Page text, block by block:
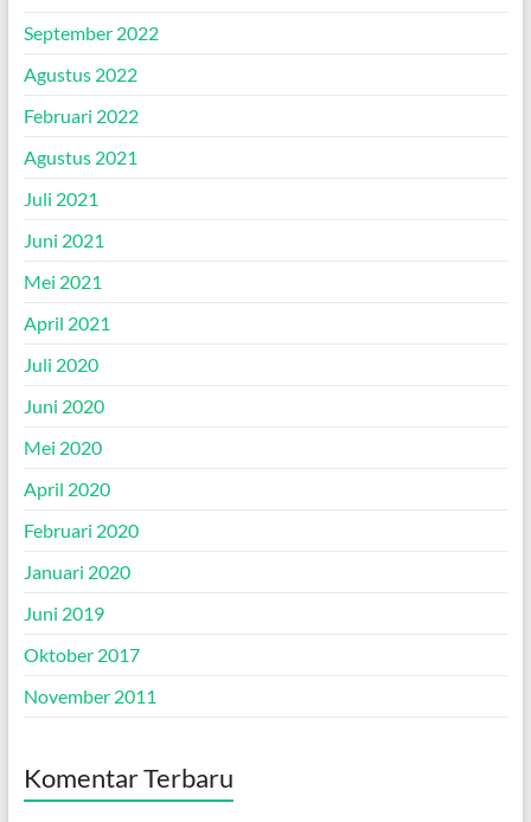
September 2022
Agustus 2022
Februari 2022
Agustus 2021
Juli 2021
Juni 2021
Mei 2021
April 2021
Juli 2020
Juni 2020
Mei 2020
April 2020
Februari 2020
Januari 2020
Juni 2019
Oktober 2017
November 2011
Komentar Terbaru